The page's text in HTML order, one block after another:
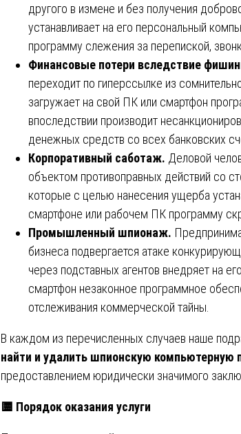
другого в измене и без получения
устанавливает на его персональный
программу слежения за перепиской,
Финансовые потери вследствие
переходит по гиперссылке из
загружает на свой ПК или смартфон
впоследствии производит
денежных средств со всех банковских
Корпоративный саботаж. Деловой
объектом противоправных действий со
которые с целью нанесения ущерба
смартфоне или рабочем ПК программу
Промышленный шпионаж.
бизнеса подвергается атаке
через подставных агентов внедряет на
смартфон незаконное программное
отслеживания коммерческой тайны.
В каждом из перечисленных случаев наше
найти и удалить шпионскую компьютерную
предоставлением юридически значимого
🟨 Порядок оказания услуги